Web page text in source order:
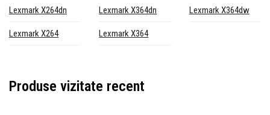
Lexmark X264dn Lexmark X364dn Lexmark X364dw
Lexmark X264 Lexmark X364
Produse vizitate recent